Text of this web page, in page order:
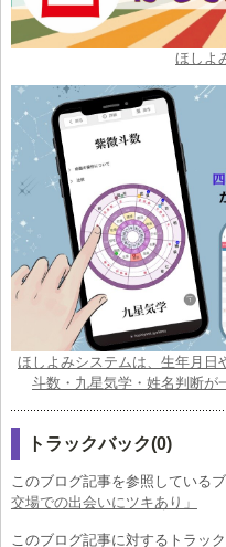
ほしよ
ほしよみシステムは、生年月日
斗数・九星気学・姓名判断が
トラックバック(0)
このブログ記事を参照している
交場での出会いにツキあり」
このブログ記事に対するトラッ